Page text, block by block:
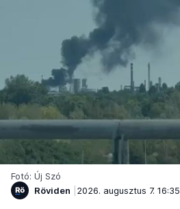
Fotó: Új Szó
Röviden
2026. augusztus 7. 16:35